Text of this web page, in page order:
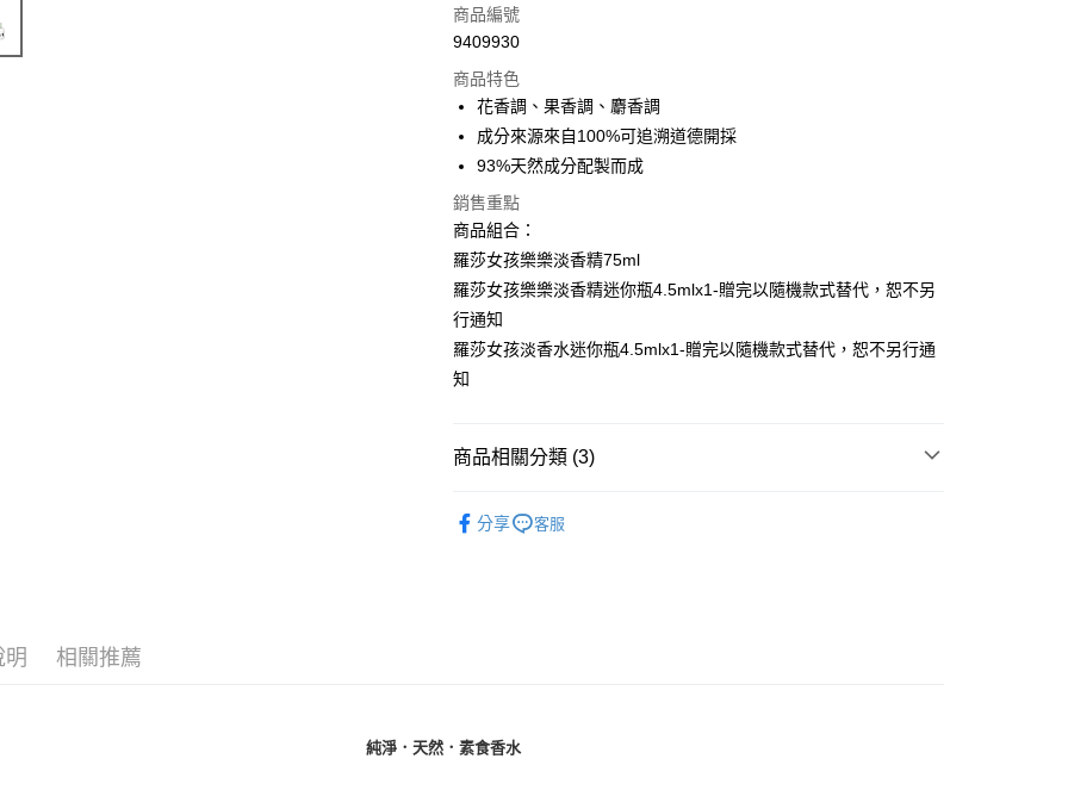
信用卡一次付款
運送方式
付款後全家取貨
每筆NT$80，滿NT$1,000(含以上)免運費
付款後萊爾富取貨
每筆NT$100，滿NT$1,000(含以上)免運費
付款後7-11取貨
每筆NT$80，滿NT$1,000(含以上)免運費
商品編號
9409930
商品特色
花香調、果香調、麝香調
成分來源來自100%可追溯道德開採
93%天然成分配製而成
銷售重點
商品組合：
羅莎女孩樂樂淡香精75ml
羅莎女孩樂樂淡香精迷你瓶4.5mlx1-贈完以隨機款式替代，恕不另
行通知
羅莎女孩淡香水迷你瓶4.5mlx1-贈完以隨機款式替代，恕不另行通
知
商品相關分類 (3)
分享 客服
明 相關推薦
純淨．天然．素食香水